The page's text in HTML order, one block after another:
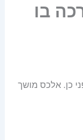
בו
כן. אלכס מושך